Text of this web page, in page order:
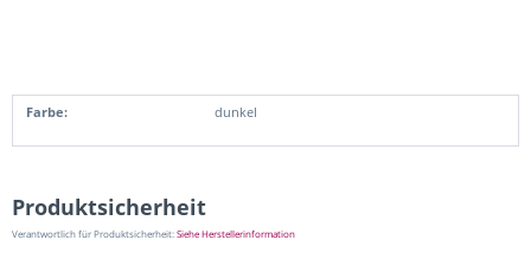
Farbe: dunkel
Produktsicherheit
Verantwortlich für Produktsicherheit:Siehe Herstellerinformation